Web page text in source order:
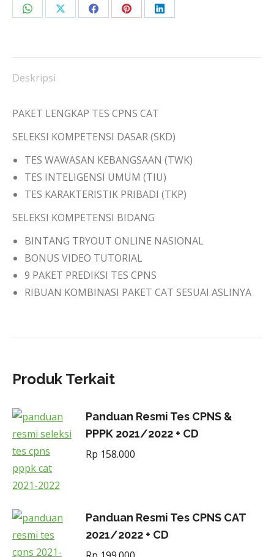
Share
WhatsApp
Share
X
Share
Facebook
Share
Pinterest
Share
LinkedIn
Deskripsi
PAKET LENGKAP TES CPNS CAT
SELEKSI KOMPETENSI DASAR (SKD)
TES WAWASAN KEBANGSAAN (TWK)
TES INTELIGENSI UMUM (TIU)
TES KARAKTERISTIK PRIBADI (TKP)
SELEKSI KOMPETENSI BIDANG
BINTANG TRYOUT ONLINE NASIONAL
BONUS VIDEO TUTORIAL
9 PAKET PREDIKSI TES CPNS
RIBUAN KOMBINASI PAKET CAT SESUAI ASLINYA
Produk Terkait
Panduan Resmi Tes CPNS &
PPPK 2021/2022 + CD
Rp 158.000
Panduan Resmi Tes CPNS CAT
2021/2022 + CD